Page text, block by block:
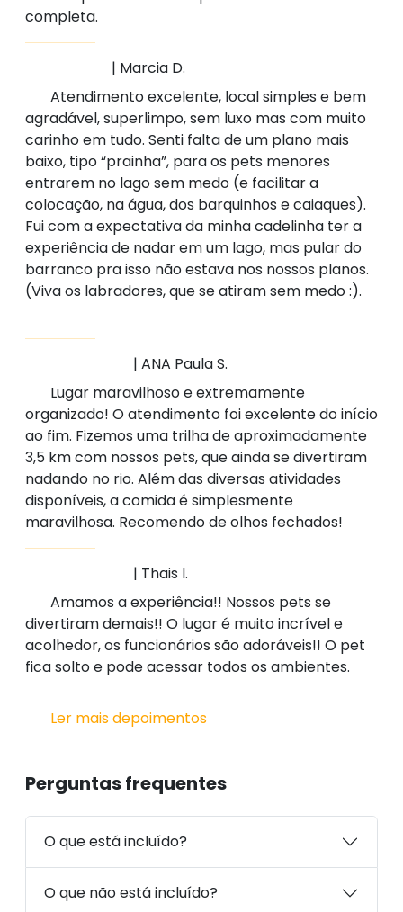
completa.
| Marcia D.
Atendimento excelente, local simples e bem
agradável, superlimpo, sem luxo mas com muito
carinho em tudo. Senti falta de um plano mais
baixo, tipo “prainha”, para os pets menores
entrarem no lago sem medo (e facilitar a
colocação, na água, dos barquinhos e caiaques).
Fui com a expectativa da minha cadelinha ter a
experiência de nadar em um lago, mas pular do
barranco pra isso não estava nos nossos planos.
(Viva os labradores, que se atiram sem medo :).
| ANA Paula S.
Lugar maravilhoso e extremamente
organizado! O atendimento foi excelente do início
ao fim. Fizemos uma trilha de aproximadamente
3,5 km com nossos pets, que ainda se divertiram
nadando no rio. Além das diversas atividades
disponíveis, a comida é simplesmente
maravilhosa. Recomendo de olhos fechados!
| Thais I.
Amamos a experiência!! Nossos pets se
divertiram demais!! O lugar é muito incrível e
acolhedor, os funcionários são adoráveis!! O pet
fica solto e pode acessar todos os ambientes.
Ler mais depoimentos
Perguntas frequentes
O que está incluído?
O que não está incluído?